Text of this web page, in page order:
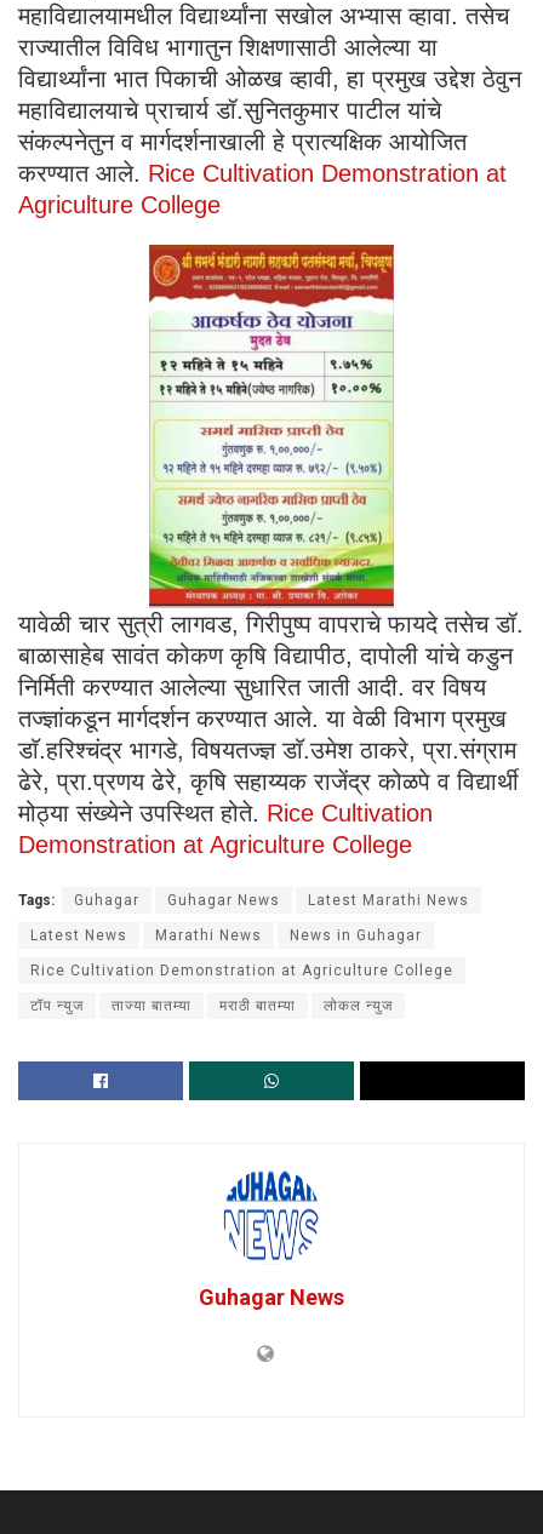
महाविद्यालयामधील विद्यार्थ्यांना सखोल अभ्यास व्हावा. तसेच
राज्यातील विविध भागातुन शिक्षणासाठी आलेल्या या
विद्यार्थ्यांना भात पिकाची ओळख व्हावी, हा प्रमुख उद्देश ठेवुन
महाविद्यालयाचे प्राचार्य डॉ.सुनितकुमार पाटील यांचे
संकल्पनेतुन व मार्गदर्शनाखाली हे प्रात्यक्षिक आयोजित
करण्यात आले. Rice Cultivation Demonstration at
Agriculture College
यावेळी चार सुत्री लागवड, गिरीपुष्प वापराचे फायदे तसेच डॉ.
बाळासाहेब सावंत कोकण कृषि विद्यापीठ, दापोली यांचे कडुन
निर्मिती करण्यात आलेल्या सुधारित जाती आदी. वर विषय
तज्ज्ञांकडून मार्गदर्शन करण्यात आले. या वेळी विभाग प्रमुख
डाॅ.हरिश्चंद्र भागडे, विषयतज्ज्ञ डाॅ.उमेश ठाकरे, प्रा.संग्राम
ढेरे, प्रा.प्रणय ढेरे, कृषि सहाय्यक राजेंद्र कोळपे व विद्यार्थी
मोठ्या संख्येने उपस्थित होते. Rice Cultivation
Demonstration at Agriculture College
Tags: Guhagar Guhagar News Latest Marathi News
Latest News Marathi News News in Guhagar
Rice Cultivation Demonstration at Agriculture College
टॉप न्युज ताज्या बातम्या मराठी बातम्या लोकल न्युज
Guhagar News